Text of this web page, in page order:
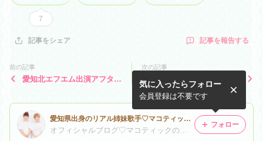
7
記事をシェア 記事を報告する
前の記事
愛知北エフエム出演アフター
次の記事
マコティックふぁーむGWに
今年もOPEN‼️
愛知県出身のリアル姉妹歌手♡マコティック♡official blog
気に入ったらフォロー
会員登録は不要です
フォロー